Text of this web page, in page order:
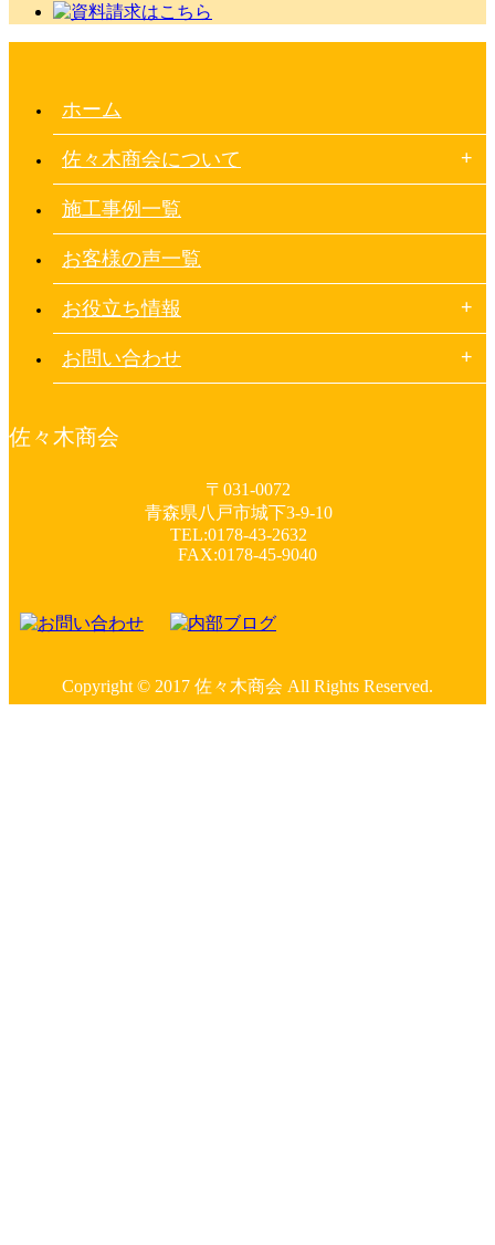
ホーム
佐々木商会について
施工事例一覧
お客様の声一覧
お役立ち情報
お問い合わせ
佐々木商会
〒031-0072
青森県八戸市城下3-9-10
TEL:0178-43-2632
FAX:0178-45-9040
Copyright © 2017 佐々木商会 All Rights Reserved.